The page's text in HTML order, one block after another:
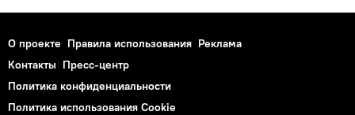
О проекте Правила использования Реклама
Контакты Пресс-центр
Политика конфиденциальности
Политика использования Cookie